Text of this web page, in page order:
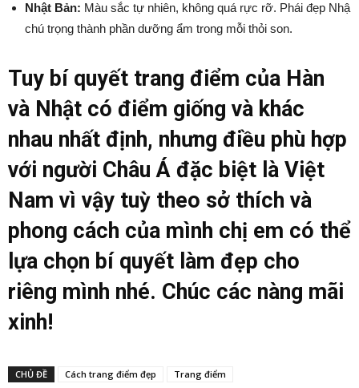
Nhật Bản: Màu sắc tự nhiên, không quá rực rỡ. Phái đẹp Nhậ
chú trọng thành phần dưỡng ẩm trong mỗi thỏi son.
Tuy bí quyết trang điểm của Hàn
và Nhật có điểm giống và khác
nhau nhất định, nhưng điều phù hợp
với người Châu Á đặc biệt là Việt
Nam vì vậy tuỳ theo sở thích và
phong cách của mình chị em có thể
lựa chọn bí quyết làm đẹp cho
riêng mình nhé. Chúc các nàng mãi
xinh!
CHỦ ĐỀ Cách trang điểm đẹp Trang điểm